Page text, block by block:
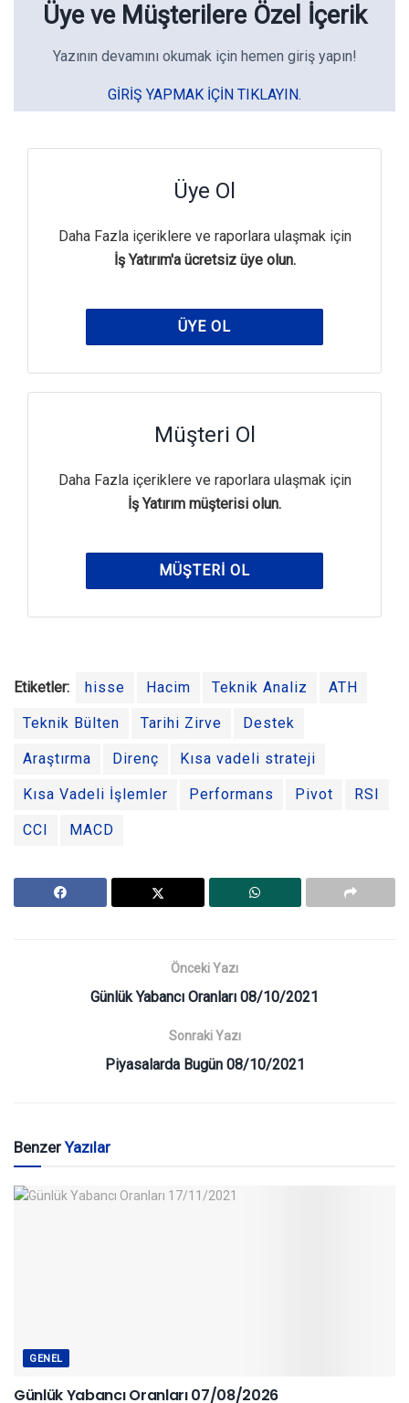
Üye ve Müşterilere Özel İçerik
Yazının devamını okumak için hemen giriş yapın!
GIRIŞ YAPMAK IÇIN TIKLAYIN.
Üye Ol
Daha Fazla içeriklere ve raporlara ulaşmak için
İş Yatırım'a ücretsiz üye olun.
ÜYE OL
Müşteri Ol
Daha Fazla içeriklere ve raporlara ulaşmak için
İş Yatırım müşterisi olun.
MÜŞTERI OL
Etiketler: hisse Hacim Teknik Analiz ATH
Teknik Bülten Tarihi Zirve Destek
Araştırma Direnç Kısa vadeli strateji
Kısa Vadeli İşlemler Performans Pivot RSI
CCI MACD
Önceki Yazı
Günlük Yabancı Oranları 08/10/2021
Sonraki Yazı
Piyasalarda Bugün 08/10/2021
BenzerYazılar
GENEL
Günlük Yabancı Oranları 07/08/2026